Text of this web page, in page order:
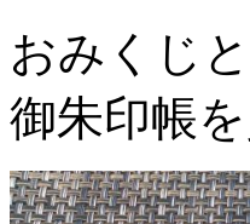
おみくじ
御朱印帳